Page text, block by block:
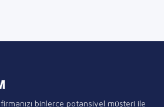
binlerce potansiyel müşteri ile